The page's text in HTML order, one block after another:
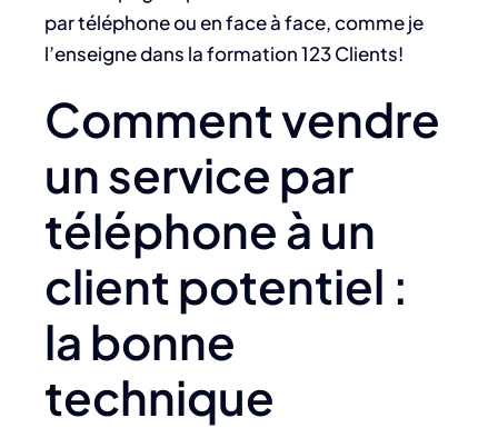
par téléphone ou en face à face, comme je
l’enseigne dans la formation 123 Clients!
Comment vendre
un service par
téléphone à un
client potentiel :
la bonne
technique